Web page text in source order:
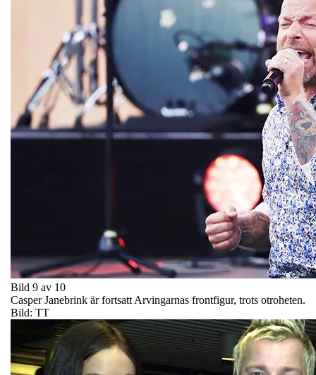
Bild 9 av 10
Casper Janebrink är fortsatt Arvingarnas frontfigur, trots otroheten.
Bild: TT